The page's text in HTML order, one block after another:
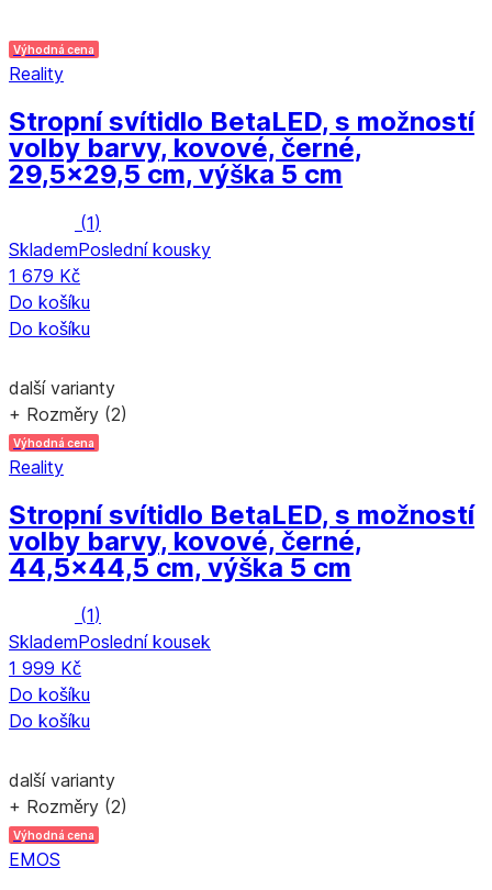
Výhodná cena
Reality
Stropní svítidlo BetaLED, s možností
volby barvy, kovové, černé,
29,5x29,5 cm, výška 5 cm
(1)
SklademPoslední kousky
1 679 Kč
Do košíku
Do košíku
další varianty
+ Rozměry (2)
Výhodná cena
Reality
Stropní svítidlo BetaLED, s možností
volby barvy, kovové, černé,
44,5x44,5 cm, výška 5 cm
(1)
SklademPoslední kousek
1 999 Kč
Do košíku
Do košíku
další varianty
+ Rozměry (2)
Výhodná cena
EMOS